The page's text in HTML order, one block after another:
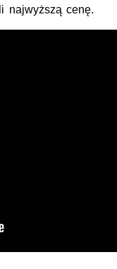
najwyższą cenę.